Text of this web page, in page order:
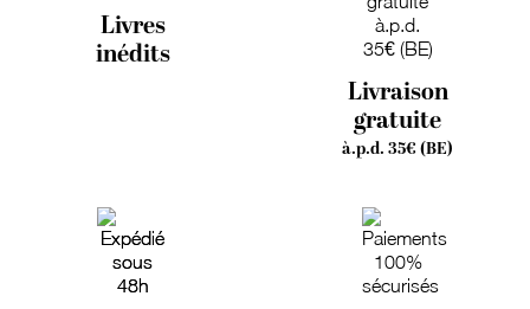
Livres
inédits
Livraison
gratuite
à.p.d. 35€ (BE)